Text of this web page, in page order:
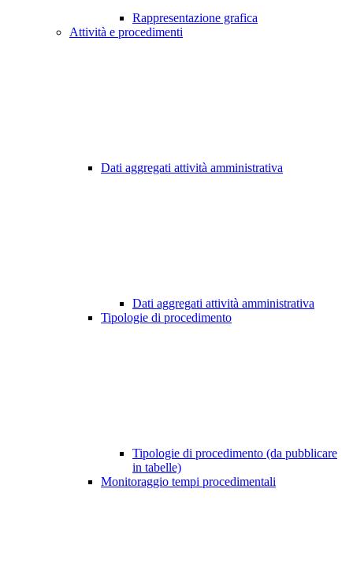
Rappresentazione grafica
Attività e procedimenti
Dati aggregati attività amministrativa
Dati aggregati attività amministrativa
Tipologie di procedimento
Tipologie di procedimento (da pubblicare
in tabelle)
Monitoraggio tempi procedimentali